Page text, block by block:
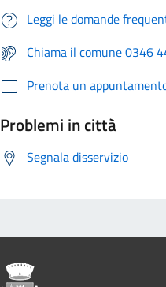
Leggi le domande
Chiama il comune 0346
Prenota un
Problemi in città
Segnala disservizio